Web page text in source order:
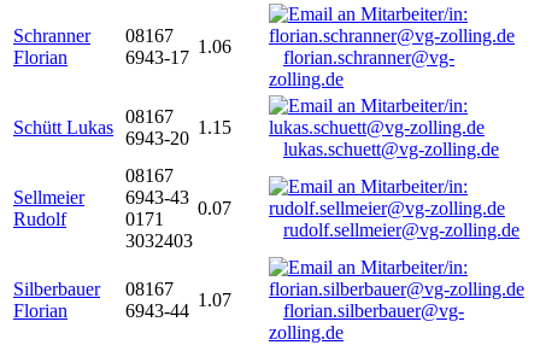
Schranner
Florian
08167
6943-17
1.06
florian.schranner@vg-
zolling.de
Schütt Lukas
08167
6943-20
1.15
lukas.schuett@vg-zolling.de
Sellmeier
Rudolf
08167
6943-43
0171
3032403
0.07
rudolf.sellmeier@vg-zolling.de
Silberbauer
Florian
08167
6943-44
1.07
florian.silberbauer@vg-
zolling.de